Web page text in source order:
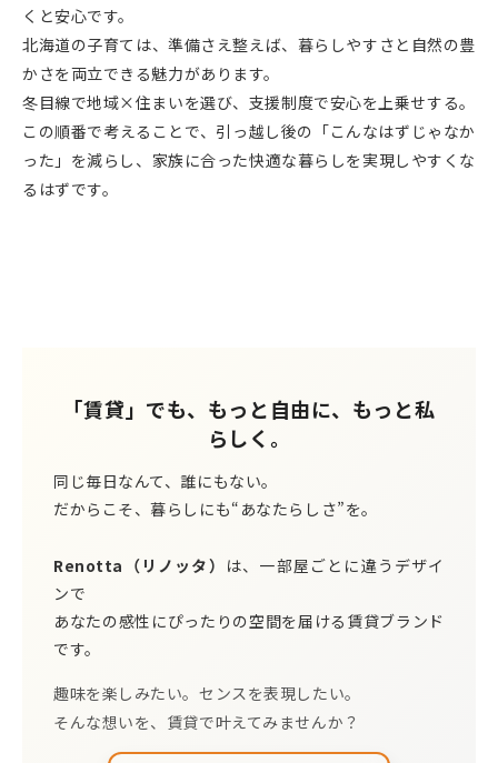
くと安心です。
北海道の子育ては、準備さえ整えば、暮らしやすさと自然の豊
かさを両立できる魅力があります。
冬目線で地域×住まいを選び、支援制度で安心を上乗せする。
この順番で考えることで、引っ越し後の「こんなはずじゃなか
った」を減らし、家族に合った快適な暮らしを実現しやすくな
るはずです。
「賃貸」でも、もっと自由に、もっと私
らしく。
同じ毎日なんて、誰にもない。
だからこそ、暮らしにも“あなたらしさ”を。
Renotta（リノッタ） は、一部屋ごとに違うデザイ
ンで
あなたの感性にぴったりの空間を届ける賃貸ブランド
です。
趣味を楽しみたい。センスを表現したい。
そんな想いを、賃貸で叶えてみませんか？